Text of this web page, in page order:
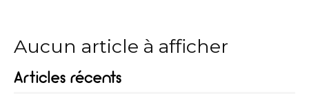
Aucun article à afficher
Articles récents